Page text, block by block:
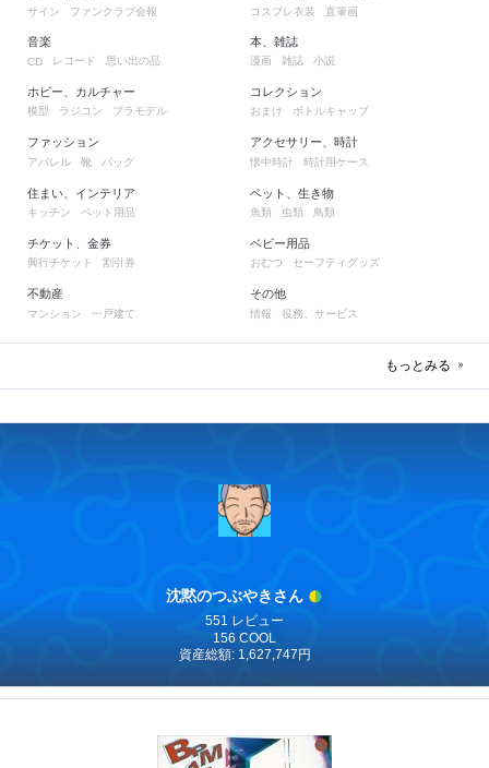
サイン ファンクラブ会報 コスプレ衣装 直筆画
音楽
CD レコード 思い出の品
ホビー、カルチャー
模型 ラジコン プラモデル
ファッション
アパレル 靴 バッグ
住まい、インテリア
キッチン ペット用品
チケット、金券
興行チケット 割引券
不動産
マンション 一戸建て
本、雑誌
漫画 雑誌 小説
コレクション
おまけ ボトルキャップ
アクセサリー、時計
懐中時計 時計用ケース
ペット、生き物
魚類 虫類 鳥類
ベビー用品
おむつ セーフティグッズ
その他
情報 役務、サービス
もっとみる
沈黙のつぶやきさん
551 レビュー
156 COOL
資産総額: 1,627,747円